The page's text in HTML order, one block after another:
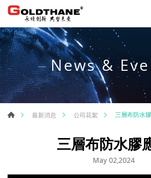
News &
最新消息 公司花絮 三層布防水
三層布防水膠
May 02,2024